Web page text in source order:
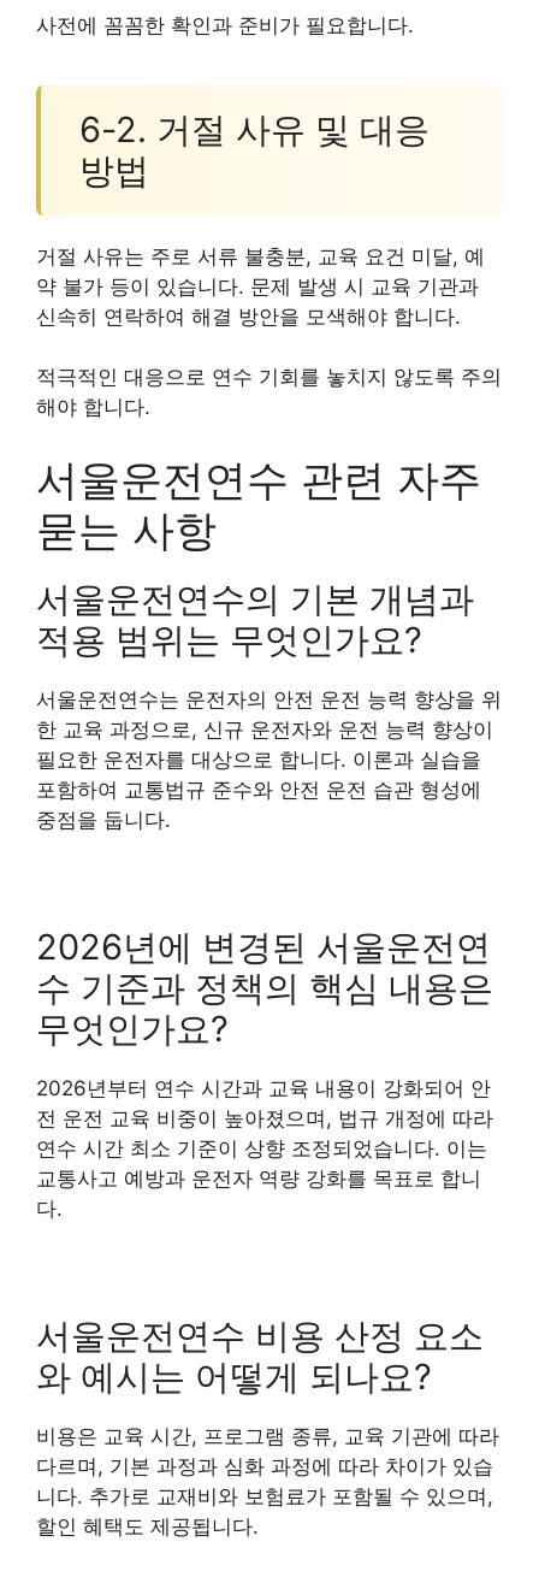
사전에 꼼꼼한 확인과 준비가 필요합니다.
6-2. 거절 사유 및 대응
방법
거절 사유는 주로 서류 불충분, 교육 요건 미달, 예
약 불가 등이 있습니다. 문제 발생 시 교육 기관과
신속히 연락하여 해결 방안을 모색해야 합니다.
적극적인 대응으로 연수 기회를 놓치지 않도록 주의
해야 합니다.
서울운전연수 관련 자주
묻는 사항
서울운전연수의 기본 개념과
적용 범위는 무엇인가요?
서울운전연수는 운전자의 안전 운전 능력 향상을 위
한 교육 과정으로, 신규 운전자와 운전 능력 향상이
필요한 운전자를 대상으로 합니다. 이론과 실습을
포함하여 교통법규 준수와 안전 운전 습관 형성에
중점을 둡니다.
2026년에 변경된 서울운전연
수 기준과 정책의 핵심 내용은
무엇인가요?
2026년부터 연수 시간과 교육 내용이 강화되어 안
전 운전 교육 비중이 높아졌으며, 법규 개정에 따라
연수 시간 최소 기준이 상향 조정되었습니다. 이는
교통사고 예방과 운전자 역량 강화를 목표로 합니
다.
서울운전연수 비용 산정 요소
와 예시는 어떻게 되나요?
비용은 교육 시간, 프로그램 종류, 교육 기관에 따라
다르며, 기본 과정과 심화 과정에 따라 차이가 있습
니다. 추가로 교재비와 보험료가 포함될 수 있으며,
할인 혜택도 제공됩니다.